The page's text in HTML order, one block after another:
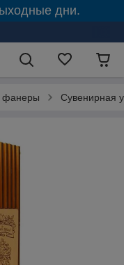
дни.
фанеры Сувенирная